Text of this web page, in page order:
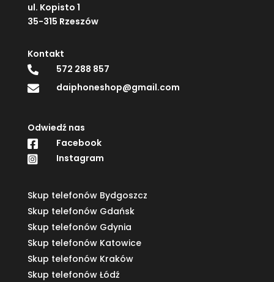
ul. Kopisto 1
35-315 Rzeszów
Kontakt
 572 288 857
 daiphoneshop@gmail.com
Odwiedź nas
 Facebook
 Instagram
Skup telefonów Bydgoszcz
Skup telefonów Gdańsk
Skup telefonów Gdynia
Skup telefonów Katowice
Skup telefonów Kraków
Skup telefonów Łódź